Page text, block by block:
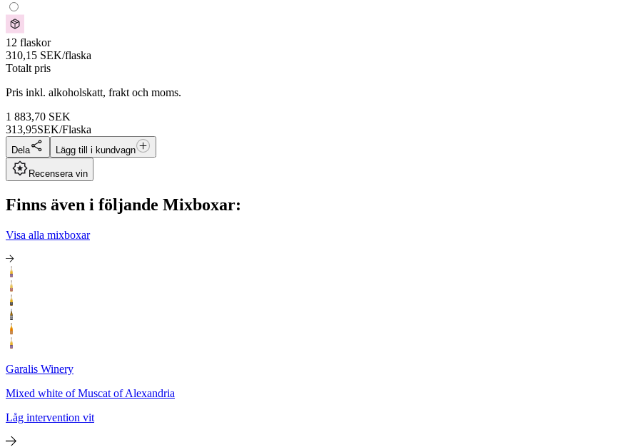
12 flaskor
310,15 SEK/flaska
Totalt pris
Pris inkl. alkoholskatt, frakt och moms.
1 883,70 SEK
313,95SEK/Flaska
Dela Lägg till i kundvagn
Recensera vin
Finns även i följande Mixboxar:
Visa alla mixboxar
Garalis Winery
Mixed white of Muscat of Alexandria
Låg intervention vit